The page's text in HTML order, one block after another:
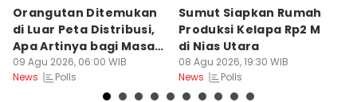
Orangutan Ditemukan
di Luar Peta Distribusi,
Apa Artinya bagi Masa
Depan Konservasi?
09 Agu 2026, 06:00 WIB
News
Polls
Sumut Siapkan Rumah
Produksi Kelapa Rp2 M
di Nias Utara
08 Agu 2026, 19:30 WIB
News
Polls